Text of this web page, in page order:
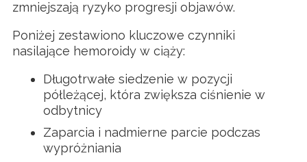
zmniejszają ryzyko progresji objawów.
Poniżej zestawiono kluczowe czynniki
nasilające hemoroidy w ciąży:
Długotrwałe siedzenie w pozycji
półleżącej, która zwiększa ciśnienie w
odbytnicy
Zaparcia i nadmierne parcie podczas
wypróżniania